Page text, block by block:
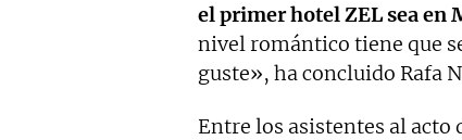
el primer hotel ZEL sea en
nivel romántico tiene que
guste», ha concluido Rafa
Entre los asistentes al